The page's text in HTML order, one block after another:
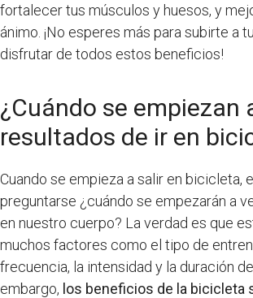
fortalecer tus músculos y huesos, y
ánimo. ¡No esperes más para subirte a
disfrutar de todos estos beneficios!
¿Cuándo se empiezan
resultados de ir en
Cuando se empieza a salir en bicicleta,
preguntarse ¿cuándo se empezarán a
en nuestro cuerpo? La verdad es que
muchos factores como el tipo de
frecuencia, la intensidad y la duración
embargo, los beneficios de la bicicleta